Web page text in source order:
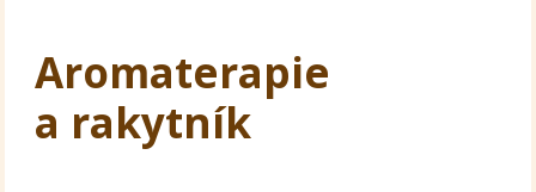
Aromaterapie
a rakytník